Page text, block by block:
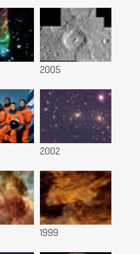
2005
2002
1999